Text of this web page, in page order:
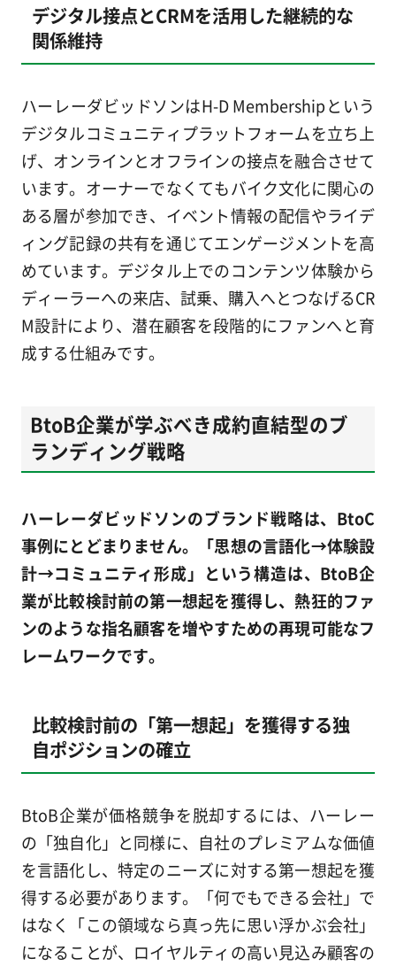
デジタル接点とCRMを活用した継続的な
関係維持
ハーレーダビッドソンはH-D Membershipという
デジタルコミュニティプラットフォームを立ち上
げ、オンラインとオフラインの接点を融合させて
います。オーナーでなくてもバイク文化に関心の
ある層が参加でき、イベント情報の配信やライデ
ィング記録の共有を通じてエンゲージメントを高
めています。デジタル上でのコンテンツ体験から
ディーラーへの来店、試乗、購入へとつなげるCR
M設計により、潜在顧客を段階的にファンへと育
成する仕組みです。
BtoB企業が学ぶべき成約直結型のブ
ランディング戦略
ハーレーダビッドソンのブランド戦略は、BtoC
事例にとどまりません。「思想の言語化→体験設
計→コミュニティ形成」という構造は、BtoB企
業が比較検討前の第一想起を獲得し、熱狂的ファ
ンのような指名顧客を増やすための再現可能なフ
レームワークです。
比較検討前の「第一想起」を獲得する独
自ポジションの確立
BtoB企業が価格競争を脱却するには、ハーレー
の「独自化」と同様に、自社のプレミアムな価値
を言語化し、特定のニーズに対する第一想起を獲
得する必要があります。「何でもできる会社」で
はなく「この領域なら真っ先に思い浮かぶ会社」
になることが、ロイヤルティの高い見込み顧客の